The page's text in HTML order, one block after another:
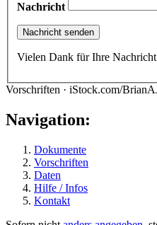
Nachricht
Vielen Dank für Ihre Nachricht
Vorschriften · iStock.com/
Navigation:
Dokumente
Vorschriften
Daten
Hilfe / Infos
Kontakt